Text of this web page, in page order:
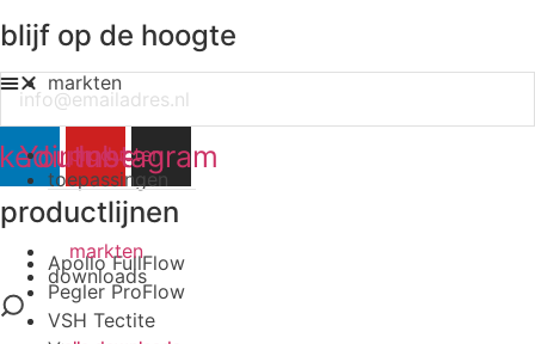
markten
toepassingen
downloads
producten
markten
blijf op de hoogte
Email
YoutubeInstagram
productlijnen
Apollo FullFlow
Pegler ProFlow
VSH Tectite